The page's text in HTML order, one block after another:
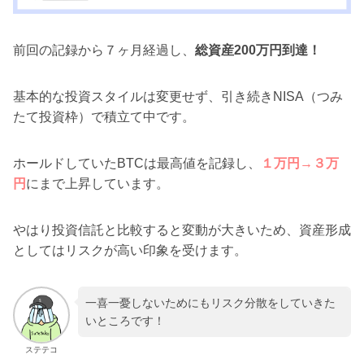
前回の記録から７ヶ月経過し、 総資産200万円到達！
基本的な投資スタイルは変更せず、引き続きNISA（つみ
たて投資枠）で積立て中です。
ホールドしていたBTCは最高値を記録し、
１万円→３万
円 にまで上昇しています。
やはり投資信託と比較すると変動が大きいため、資産形成
としてはリスクが高い印象を受けます。
ステテコ
一喜一憂しないためにもリスク分散をしていきた
いところです！